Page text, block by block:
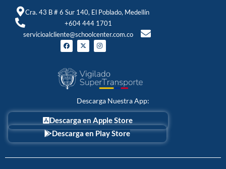
Cra. 43 B # 6 Sur 140, El Poblado, Medellín
+604 444 1701
servicioalcliente@schoolcenter.com.co
F
a
c
b
o
o
k
X
-
t
t
t
e
I
n
s
g
r
a
m
Descarga Nuestra App:
Descarga en Apple Store
Descarga en Play Store